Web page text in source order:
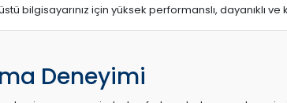
bilgisayarınız için yüksek performanslı, dayanıklı
Deneyimi